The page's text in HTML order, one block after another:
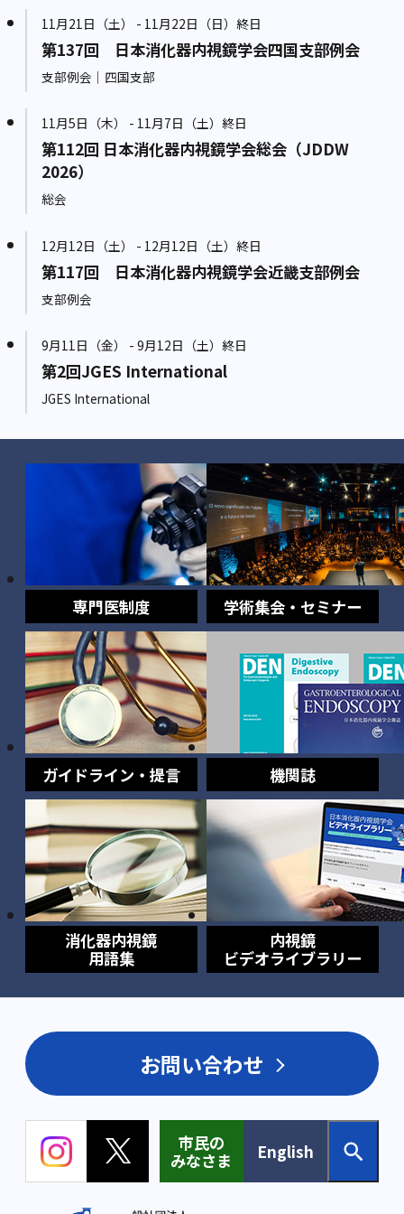
11月21日（土） - 11月22日（日）終日
第137回 日本消化器内視鏡学会四国支部例会
支部例会｜四国支部
11月5日（木） - 11月7日（土）終日
第112回 日本消化器内視鏡学会総会（JDDW
2026）
総会
12月12日（土） - 12月12日（土）終日
第117回 日本消化器内視鏡学会近畿支部例会
支部例会
9月11日（金） - 9月12日（土）終日
第2回JGES International
JGES International
専門医制度 学術集会・セミナー
ガイドライン・提言 機関誌
消化器内視鏡
用語集
内視鏡
ビデオライブラリー
お問い合わせ
市民の
みなさま
English